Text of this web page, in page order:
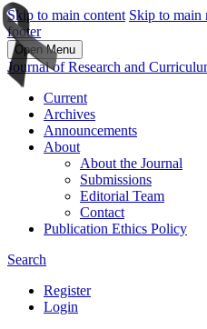
Skip to main content Skip to main
footer
Open Menu
Journal of Research and
Current
Archives
Announcements
About
About the Journal
Submissions
Editorial Team
Contact
Publication Ethics Policy
Search
Register
Login